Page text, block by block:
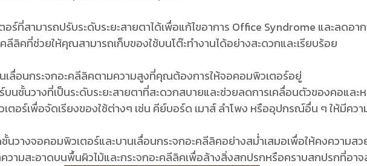
ร์ที่สามารถปรับระดับระยะสายตาได้เพื่อแก้ไขอาการ Office Syndrome และลดอา
ลีลิคที่ช่วยให้คุณสามารถเก็บของใช้บนโต๊ะทำงานได้อย่างสะดวกและเรียบร้อย
เลื่อนกระจกอะคลีลิคตามความสูงที่คุณต้องการให้จอคอมพิวเตอร์อยู่
นชั้นวางที่เป็นระดับระยะสายตาที่สะดวกสบายและช่วยลดการเคลื่อนตัวของคอและ
ตอร์เพื่อจัดเรียงของใช้ต่างๆ เช่น คีย์บอร์ด เมาส์ ลำโพง หรืออุปกรณ์อื่น ๆ ให้มีควา
นวางจอคอมพิวเตอร์และบานเลื่อนกระจกอะคลีลิคอย่างสม่ำเสมอเพื่อให้คงความส
วามสะอาดบนพื้นผิวไม้และกระจกอะคลีลิคเพื่อล้างสิ่งสกปรกหรือคราบสกปรกที่อา